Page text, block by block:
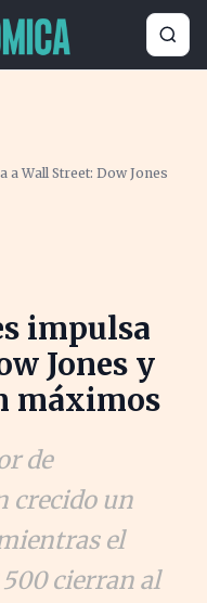
Wall Street: Dow Jones
impulsa
Jones y
máximos
de
crecido un
el
500 cierran al